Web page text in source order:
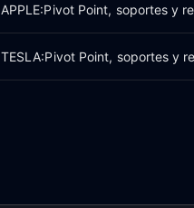
APPLE:Pivot Point, soportes y
TESLA:Pivot Point, soportes y